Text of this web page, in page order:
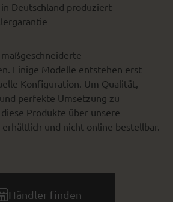
Deutschland produziert
Einige Modelle entstehen erst
Konfiguration. Um Qualität,
perfekte Umsetzung zu
Produkte über unsere
erhältlich und nicht online bestellbar.
Händler finden